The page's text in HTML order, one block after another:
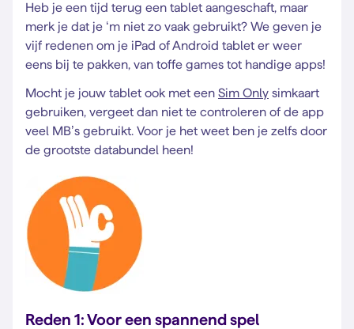
Heb je een tijd terug een tablet aangeschaft, maar
merk je dat je ‘m niet zo vaak gebruikt? We geven je
vijf redenen om je iPad of Android tablet er weer
eens bij te pakken, van toffe games tot handige apps!
Mocht je jouw tablet ook met een Sim Only simkaart
gebruiken, vergeet dan niet te controleren of de app
veel MB’s gebruikt. Voor je het weet ben je zelfs door
de grootste databundel heen!
Reden 1: Voor een spannend spel